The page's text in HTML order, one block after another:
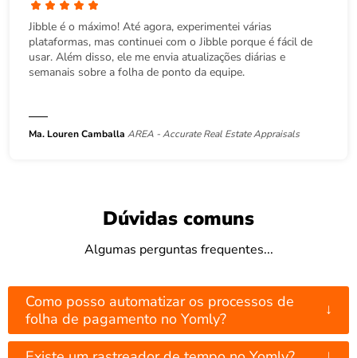
Jibble é o máximo! Até agora, experimentei várias
plataformas, mas continuei com o Jibble porque é fácil de
usar. Além disso, ele me envia atualizações diárias e
semanais sobre a folha de ponto da equipe.
Ma. Louren Camballa AREA - Accurate Real Estate Appraisals
Dúvidas comuns
Algumas perguntas frequentes...
Como posso automatizar os processos de
folha de pagamento no Yomly?
↓